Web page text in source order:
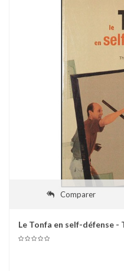
Comparer
Le Tonfa en self-défense -